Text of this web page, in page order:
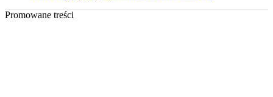
Promowane treści